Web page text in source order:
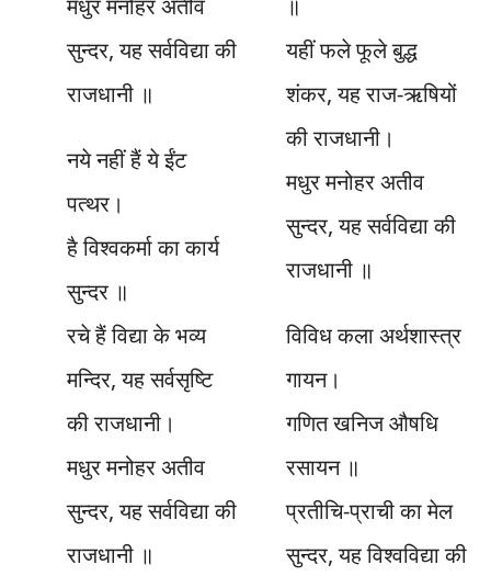
मधुर मनोहर अतीव
सुन्दर, यह सर्वविद्या की
राजधानी ॥
नये नहीं हैं ये ईंट
पत्थर।
है विश्वकर्मा का कार्य
सुन्दर ॥
रचे हैं विद्या के भव्य
मन्दिर, यह सर्वसृष्टि
की राजधानी।
मधुर मनोहर अतीव
सुन्दर, यह सर्वविद्या की
राजधानी ॥
॥
यहीं फले फूले बुद्ध
शंकर, यह राज-ऋषियों
की राजधानी।
मधुर मनोहर अतीव
सुन्दर, यह सर्वविद्या की
राजधानी ॥
विविध कला अर्थशास्त्र
गायन।
गणित खनिज औषधि
रसायन ॥
प्रतीचि-प्राची का मेल
सुन्दर, यह विश्वविद्या की